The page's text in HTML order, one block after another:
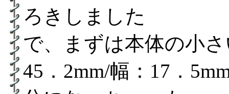
ろきしました
で、まずは本体の小
45．2mm/幅：17．